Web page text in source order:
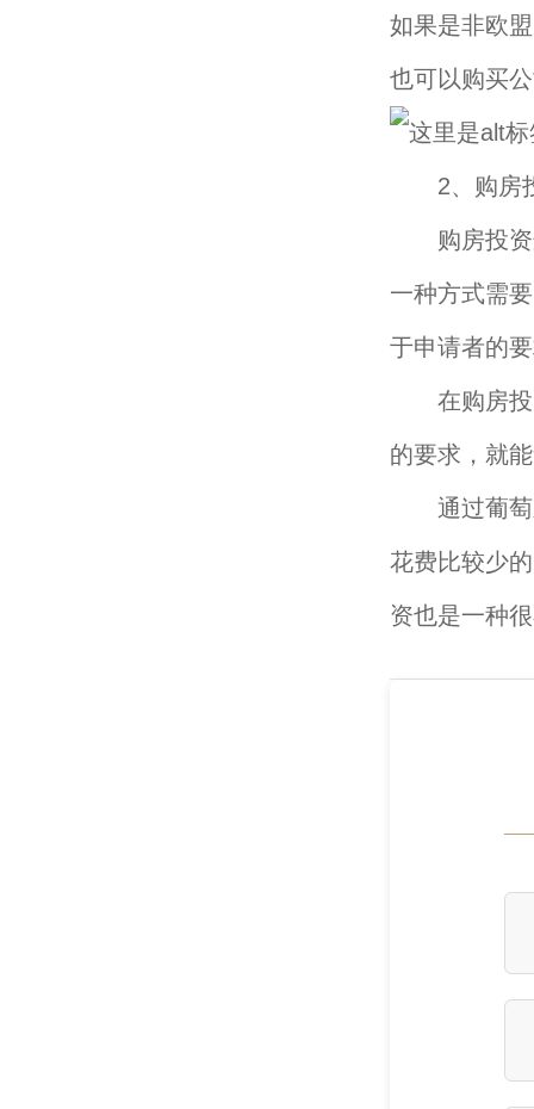
如果是非欧
也可以购买
2、购房
购房投资
一种方式需
于申请者的
在购房投
的要求，就
通过葡萄
花费比较少
资也是一种